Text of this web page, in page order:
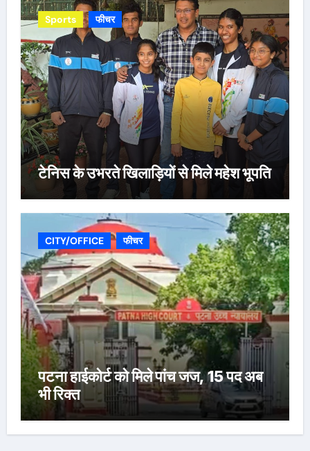
Sports फीचर
टेनिस के उभरते खिलाड़ियों से मिले महेश भूपति
CITY/OFFICE फीचर
पटना हाईकोर्ट को मिले पांच जज, 15 पद अब
भी रिक्त